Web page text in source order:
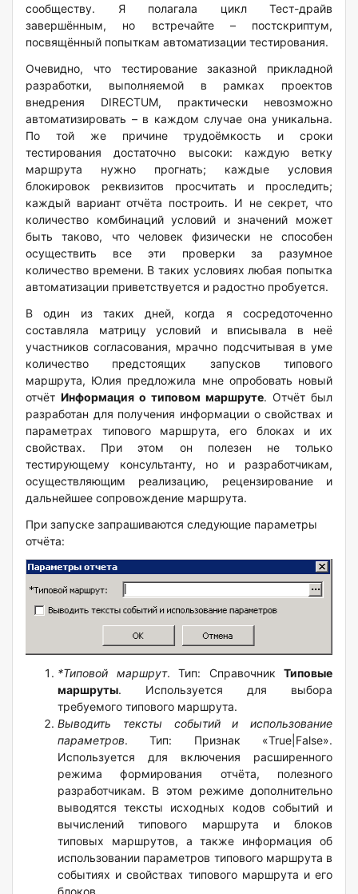
сообществу. Я полагала цикл Тест-драйв
завершённым, но встречайте – постскриптум,
посвящённый попыткам автоматизации тестирования.
Очевидно, что тестирование заказной прикладной
разработки, выполняемой в рамках проектов
внедрения DIRECTUM, практически невозможно
автоматизировать – в каждом случае она уникальна.
По той же причине трудоёмкость и сроки
тестирования достаточно высоки: каждую ветку
маршрута нужно прогнать; каждые условия
блокировок реквизитов просчитать и проследить;
каждый вариант отчёта построить. И не секрет, что
количество комбинаций условий и значений может
быть таково, что человек физически не способен
осуществить все эти проверки за разумное
количество времени. В таких условиях любая попытка
автоматизации приветствуется и радостно пробуется.
В один из таких дней, когда я сосредоточенно
составляла матрицу условий и вписывала в неё
участников согласования, мрачно подсчитывая в уме
количество предстоящих запусков типового
маршрута, Юлия предложила мне опробовать новый
отчёт Информация о типовом маршруте. Отчёт был
разработан для получения информации о свойствах и
параметрах типового маршрута, его блоках и их
свойствах. При этом он полезен не только
тестирующему консультанту, но и разработчикам,
осуществляющим реализацию, рецензирование и
дальнейшее сопровождение маршрута.
При запуске запрашиваются следующие параметры
отчёта:
*Типовой маршрут. Тип: Справочник Типовые
маршруты. Используется для выбора
требуемого типового маршрута.
Выводить тексты событий и использование
параметров. Тип: Признак «True|False».
Используется для включения расширенного
режима формирования отчёта, полезного
разработчикам. В этом режиме дополнительно
выводятся тексты исходных кодов событий и
вычислений типового маршрута и блоков
типовых маршрутов, а также информация об
использовании параметров типового маршрута в
событиях и свойствах типового маршрута и его
блоков.